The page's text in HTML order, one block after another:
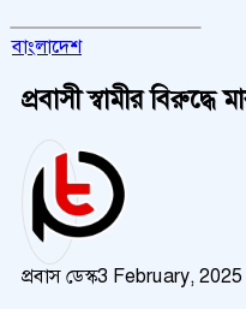
বাংলাদেশ
প্রবাসী স্বামীর বিরুদ্ধে
প্রবাস ডেস্ক3 February, 2025